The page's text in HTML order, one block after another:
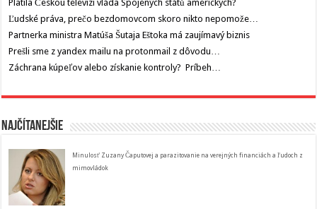
Platila Českou televizi vláda Spojených států amerických?
Ľudské práva, prečo bezdomovcom skoro nikto nepomože…
Partnerka ministra Matúša Šutaja Eštoka má zaujímavý biznis
Prešli sme z yandex mailu na protonmail z dôvodu…
Záchrana kúpeľov alebo získanie kontroly? Príbeh…
Najčítanejšie
Minulosť Zuzany Čaputovej a parazitovanie na verejných financiách a ľudoch z
mimovládok